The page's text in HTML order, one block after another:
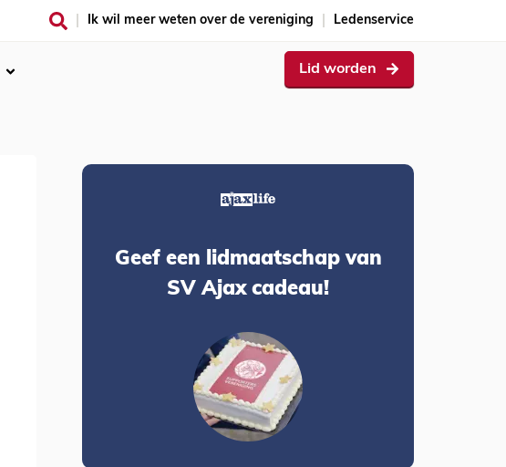
Ik wil meer weten over de vereniging Ledenservice
Lid worden
Geef een lidmaatschap van
SV Ajax cadeau!